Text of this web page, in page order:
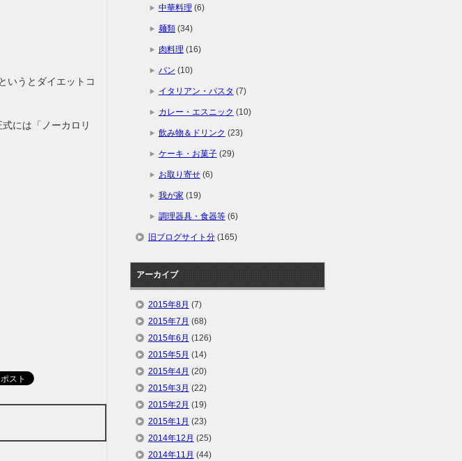
いうとダイエットコ
には「ノーカロリ
中華料理 (6)
麺類(34)
肉料理 (16)
パン (10)
イタリアン・パスタ (7)
カレー・エスニック (10)
飲み物＆ドリンク (23)
ケーキ・お菓子(29)
お取り寄せ(6)
我が家 (19)
調理器具・食器等(6)
旧ブログサイト分(165)
アーカイブ
2015年8月 (7)
2015年7月 (68)
2015年6月 (126)
2015年5月 (14)
2015年4月 (20)
2015年3月 (22)
2015年2月 (19)
2015年1月 (23)
2014年12月 (25)
2014年11月 (44)